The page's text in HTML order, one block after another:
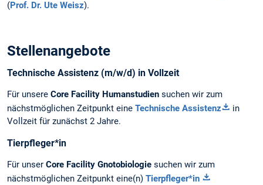
(Prof. Dr. Ute Weisz).
Stellenangebote
Technische Assistenz (m/w/d) in Vollzeit
Für unsere Core Facility Humanstudien suchen wir zum
nächstmöglichen Zeitpunkt eine Technische Assistenz
in
Vollzeit für zunächst 2 Jahre.
Tierpfleger*in
Für unser Core Facility Gnotobiologie suchen wir zum
nächstmöglichen Zeitpunkt eine(n) Tierpfleger*in